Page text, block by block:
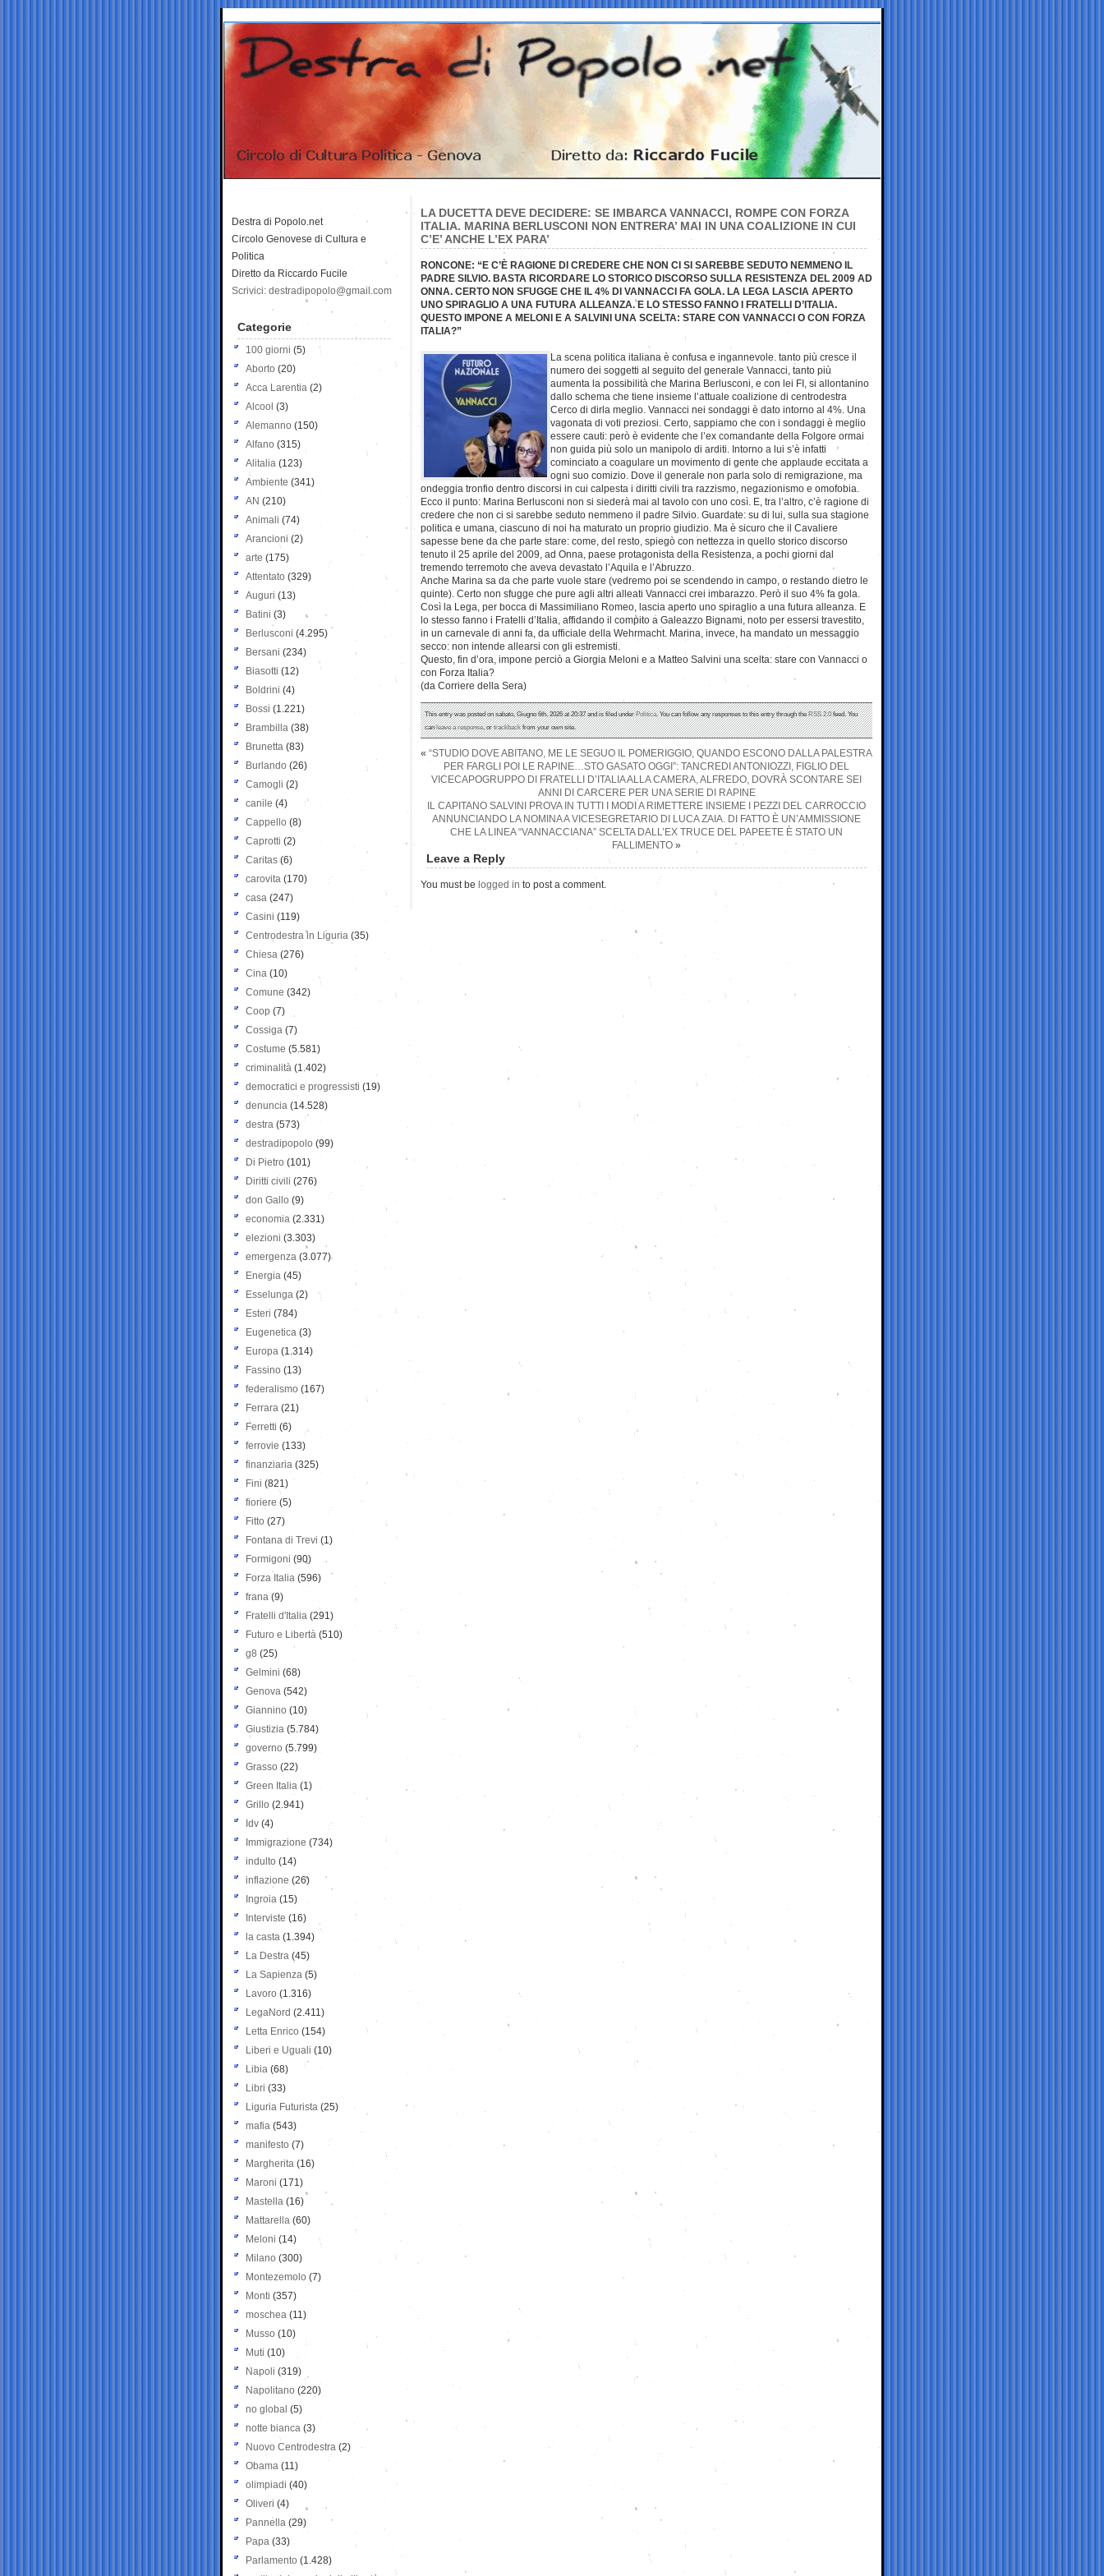
LA DUCETTA DEVE DECIDERE: SE IMBARCA VANNACCI, ROMPE CON FORZA
ITALIA. MARINA BERLUSCONI NON ENTRERA’ MAI IN UNA COALIZIONE IN CUI
C’E’ ANCHE L’EX PARA’
RONCONE: “E C’È RAGIONE DI CREDERE CHE NON CI SI SAREBBE SEDUTO NEMMENO IL
PADRE SILVIO. BASTA RICORDARE LO STORICO DISCORSO SULLA RESISTENZA DEL 2009 AD
ONNA. CERTO NON SFUGGE CHE IL 4% DI VANNACCI FA GOLA. LA LEGA LASCIA APERTO
UNO SPIRAGLIO A UNA FUTURA ALLEANZA. E LO STESSO FANNO I FRATELLI D’ITALIA.
QUESTO IMPONE A MELONI E A SALVINI UNA SCELTA: STARE CON VANNACCI O CON FORZA
ITALIA?”
La scena politica italiana è confusa e ingannevole. tanto più cresce il
numero dei soggetti al seguito del generale Vannacci, tanto più
aumenta la possibilità che Marina Berlusconi, e con lei FI, si allontanino
dallo schema che tiene insieme l’attuale coalizione di centrodestra
Cerco di dirla meglio. Vannacci nei sondaggi è dato intorno al 4%. Una
vagonata di voti preziosi. Certo, sappiamo che con i sondaggi è meglio
essere cauti: però è evidente che l’ex comandante della Folgore ormai
non guida più solo un manipolo di arditi. Intorno a lui s’è infatti
cominciato a coagulare un movimento di gente che applaude eccitata a
ogni suo comizio. Dove il generale non parla solo di remigrazione, ma
ondeggia tronfio dentro discorsi in cui calpesta i diritti civili tra razzismo, negazionismo e omofobia.
Ecco il punto: Marina Berlusconi non si siederà mai al tavolo con uno così. E, tra l’altro, c’è ragione di
credere che non ci si sarebbe seduto nemmeno il padre Silvio. Guardate: su di lui, sulla sua stagione
politica e umana, ciascuno di noi ha maturato un proprio giudizio. Ma è sicuro che il Cavaliere
sapesse bene da che parte stare: come, del resto, spiegò con nettezza in quello storico discorso
tenuto il 25 aprile del 2009, ad Onna, paese protagonista della Resistenza, a pochi giorni dal
tremendo terremoto che aveva devastato l’Aquila e l’Abruzzo.
Anche Marina sa da che parte vuole stare (vedremo poi se scendendo in campo, o restando dietro le
quinte). Certo non sfugge che pure agli altri alleati Vannacci crei imbarazzo. Però il suo 4% fa gola.
Così la Lega, per bocca di Massimiliano Romeo, lascia aperto uno spiraglio a una futura alleanza. E
lo stesso fanno i Fratelli d’Italia, affidando il compito a Galeazzo Bignami, noto per essersi travestito,
in un carnevale di anni fa, da ufficiale della Wehrmacht. Marina, invece, ha mandato un messaggio
secco: non intende allearsi con gli estremisti.
Questo, fin d’ora, impone perciò a Giorgia Meloni e a Matteo Salvini una scelta: stare con Vannacci o
con Forza Italia?
(da Corriere della Sera)
This entry was posted on sabato, Giugno 6th, 2026 at 20:37 and is filed underPolitica. You can follow any responses to this entry through theRSS 2.0feed. You
canleave a response, ortrackbackfrom your own site.
« “STUDIO DOVE ABITANO, ME LE SEGUO IL POMERIGGIO, QUANDO ESCONO DALLA PALESTRA
PER FARGLI POI LE RAPINE…STO GASATO OGGI”: TANCREDI ANTONIOZZI, FIGLIO DEL
VICECAPOGRUPPO DI FRATELLI D’ITALIA ALLA CAMERA, ALFREDO, DOVRÀ SCONTARE SEI
ANNI DI CARCERE PER UNA SERIE DI RAPINE
IL CAPITANO SALVINI PROVA IN TUTTI I MODI A RIMETTERE INSIEME I PEZZI DEL CARROCCIO
ANNUNCIANDO LA NOMINA A VICESEGRETARIO DI LUCA ZAIA. DI FATTO È UN’AMMISSIONE
CHE LA LINEA “VANNACCIANA” SCELTA DALL’EX TRUCE DEL PAPEETE È STATO UN
FALLIMENTO »
Leave a Reply
You must be logged in to post a comment.
Destra di Popolo.net
Circolo Genovese di Cultura e
Politica
Diretto da Riccardo Fucile
Scrivici: destradipopolo@gmail.com
Categorie
100 giorni (5)
Aborto (20)
Acca Larentia (2)
Alcool (3)
Alemanno (150)
Alfano (315)
Alitalia (123)
Ambiente (341)
AN (210)
Animali (74)
Arancioni (2)
arte (175)
Attentato (329)
Auguri (13)
Batini (3)
Berlusconi (4.295)
Bersani (234)
Biasotti (12)
Boldrini (4)
Bossi (1.221)
Brambilla (38)
Brunetta (83)
Burlando (26)
Camogli (2)
canile (4)
Cappello (8)
Caprotti (2)
Caritas (6)
carovita (170)
casa (247)
Casini (119)
Centrodestra in Liguria (35)
Chiesa (276)
Cina (10)
Comune (342)
Coop (7)
Cossiga (7)
Costume (5.581)
criminalità (1.402)
democratici e progressisti (19)
denuncia (14.528)
destra (573)
destradipopolo (99)
Di Pietro (101)
Diritti civili (276)
don Gallo (9)
economia (2.331)
elezioni (3.303)
emergenza (3.077)
Energia (45)
Esselunga (2)
Esteri (784)
Eugenetica (3)
Europa (1.314)
Fassino (13)
federalismo (167)
Ferrara (21)
Ferretti (6)
ferrovie (133)
finanziaria (325)
Fini (821)
fioriere (5)
Fitto (27)
Fontana di Trevi (1)
Formigoni (90)
Forza Italia (596)
frana (9)
Fratelli d'Italia (291)
Futuro e Libertà (510)
g8 (25)
Gelmini (68)
Genova (542)
Giannino (10)
Giustizia (5.784)
governo (5.799)
Grasso (22)
Green Italia (1)
Grillo (2.941)
Idv (4)
Immigrazione (734)
indulto (14)
inflazione (26)
Ingroia (15)
Interviste (16)
la casta (1.394)
La Destra (45)
La Sapienza (5)
Lavoro (1.316)
LegaNord (2.411)
Letta Enrico (154)
Liberi e Uguali (10)
Libia (68)
Libri (33)
Liguria Futurista (25)
mafia (543)
manifesto (7)
Margherita (16)
Maroni (171)
Mastella (16)
Mattarella (60)
Meloni (14)
Milano (300)
Montezemolo (7)
Monti (357)
moschea (11)
Musso (10)
Muti (10)
Napoli (319)
Napolitano (220)
no global (5)
notte bianca (3)
Nuovo Centrodestra (2)
Obama (11)
olimpiadi (40)
Oliveri (4)
Pannella (29)
Papa (33)
Parlamento (1.428)